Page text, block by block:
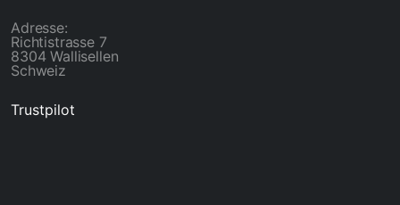
Adresse:
Richtistrasse 7
8304 Wallisellen
Schweiz
Trustpilot